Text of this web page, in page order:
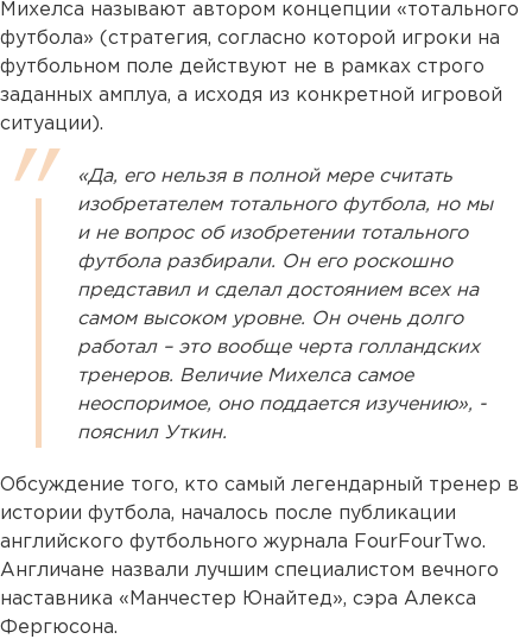
Михелса называют автором концепции «тотального
футбола» (стратегия, согласно которой игроки на
футбольном поле действуют не в рамках строго
заданных амплуа, а исходя из конкретной игровой
ситуации).
«Да, его нельзя в полной мере считать
изобретателем тотального футбола, но мы
и не вопрос об изобретении тотального
футбола разбирали. Он его роскошно
представил и сделал достоянием всех на
самом высоком уровне. Он очень долго
работал – это вообще черта голландских
тренеров. Величие Михелса самое
неоспоримое, оно поддается изучению», -
пояснил Уткин.
Обсуждение того, кто самый легендарный тренер в
истории футбола, началось после публикации
английского футбольного журнала FourFourTwo.
Англичане назвали лучшим специалистом вечного
наставника «Манчестер Юнайтед», сэра Алекса
Фергюсона.